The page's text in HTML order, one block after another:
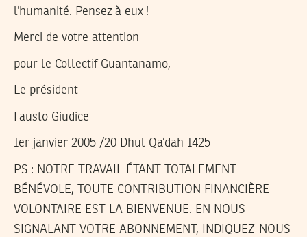
l’humanité. Pensez à eux !
Merci de votre attention
pour le Collectif Guantanamo,
Le président
Fausto Giudice
1er janvier 2005 /20 Dhul Qa’dah 1425
PS : NOTRE TRAVAIL ÉTANT TOTALEMENT
BÉNÉVOLE, TOUTE CONTRIBUTION FINANCIÈRE
VOLONTAIRE EST LA BIENVENUE. EN NOUS
SIGNALANT VOTRE ABONNEMENT, INDIQUEZ-NOUS